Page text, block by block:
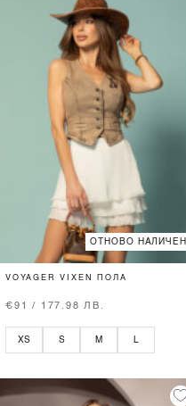
ОТНОВО НАЛИЧЕН
VOYAGER VIXEN ПОЛА
€91 / 177.98 ЛВ.
XS S M